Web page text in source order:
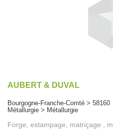
AUBERT & DUVAL
Bourgogne-Franche-Comté >
Métallurgie > Métallurgie
Forge, estampage, matriçage ,